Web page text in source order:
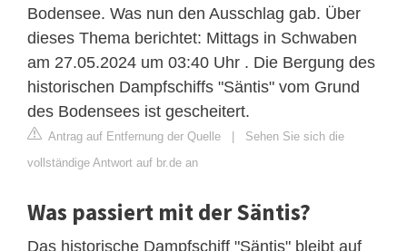
Bodensee. Was nun den Ausschlag gab. Über
dieses Thema berichtet: Mittags in Schwaben
am 27.05.2024 um 03:40 Uhr . Die Bergung des
historischen Dampfschiffs "Säntis" vom Grund
des Bodensees ist gescheitert.
Antrag auf Entfernung der Quelle
Sehen Sie sich die
vollständige Antwort auf br.de an
Was passiert mit der Säntis?
Das historische Dampfschiff "Säntis" bleibt auf